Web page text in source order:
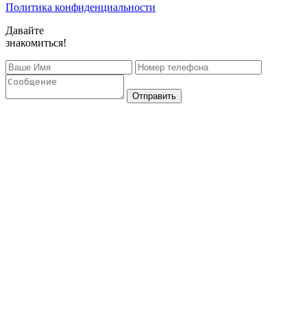
Политика конфиденциальности
Давайте
знакомиться!
Отправить